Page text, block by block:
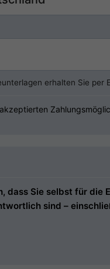
erhalten Sie per
dass Sie selbst für die
sind –